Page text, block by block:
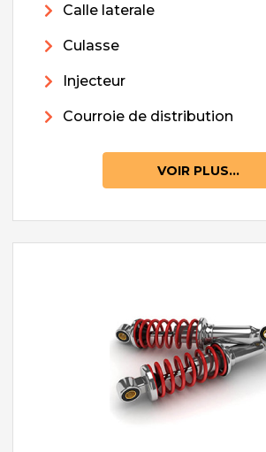
Calle laterale
Culasse
Injecteur
Courroie de distribution
VOIR PLUS...